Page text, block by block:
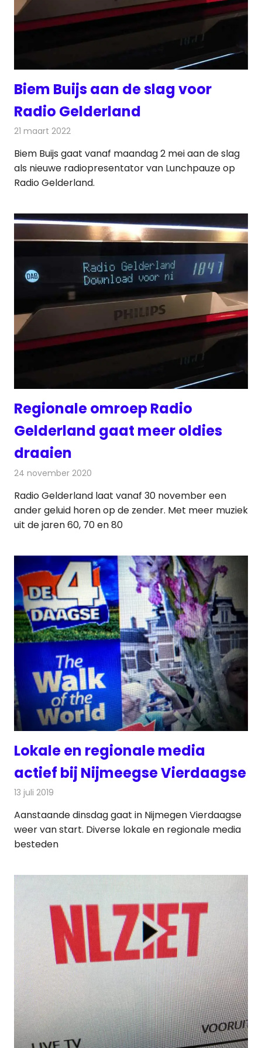
Biem Buijs aan de slag voor
Radio Gelderland
21 maart 2022
Biem Buijs gaat vanaf maandag 2 mei aan de slag
als nieuwe radiopresentator van Lunchpauze op
Radio Gelderland.
Regionale omroep Radio
Gelderland gaat meer oldies
draaien
24 november 2020
Radio Gelderland laat vanaf 30 november een
ander geluid horen op de zender. Met meer muziek
uit de jaren 60, 70 en 80
Lokale en regionale media
actief bij Nijmeegse Vierdaagse
13 juli 2019
Aanstaande dinsdag gaat in Nijmegen Vierdaagse
weer van start. Diverse lokale en regionale media
besteden